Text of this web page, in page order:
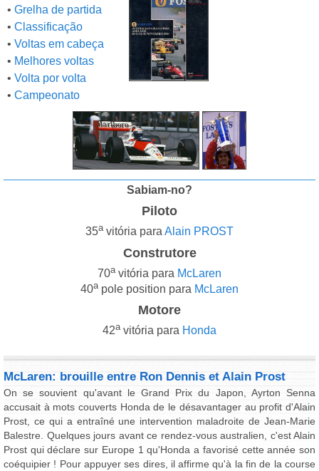
• Grelha de partida
• Classificação
• Voltas em cabeça
• Melhores voltas
• Volta por volta
• Campeonato
Sabiam-no?
Piloto
35avitória paraAlain PROST
Construtore
70avitória para McLaren
40apole position para McLaren
Motore
42avitória para Honda
McLaren: brouille entre Ron Dennis et Alain Prost
On se souvient qu'avant le Grand Prix du Japon, Ayrton Senna
accusait à mots couverts Honda de le désavantager au profit d'Alain
Prost, ce qui a entraîné une intervention maladroite de Jean-Marie
Balestre. Quelques jours avant ce rendez-vous australien, c'est Alain
Prost qui déclare sur Europe 1 qu'Honda a favorisé cette année son
coéquipier ! Pour appuyer ses dires, il affirme qu'à la fin de la course